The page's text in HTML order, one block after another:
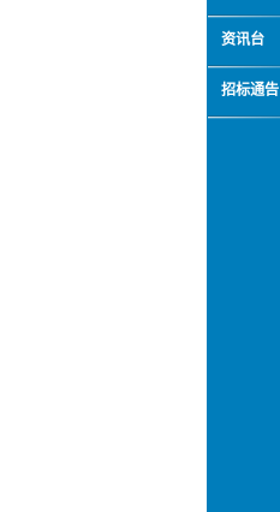
资讯台
招标通告